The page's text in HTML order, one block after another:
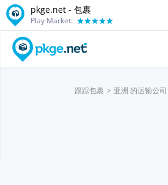
pkge.net - 包裹
Play Market:
跟踪包裹 亚洲 的运输公司